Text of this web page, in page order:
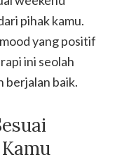
pihak kamu.
yang positif
ini seolah
berjalan baik.